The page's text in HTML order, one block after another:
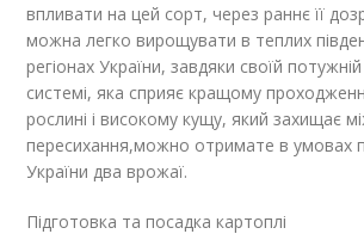
впливати на цей сорт, через раннє її
можна легко вирощувати в теплих
регіонах України, завдяки своїй
системі, яка сприяє кращому
рослині і високому кущу, який захищає
пересихання,можно отримате в умовах
України два врожаї.
Підготовка та посадка картоплі